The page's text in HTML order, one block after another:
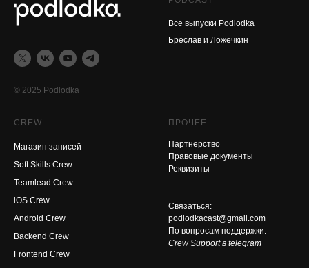
© 2025 Podlodka
Все выпуски Podlodka
Бреслав и Ложечкин
CREW
Магазин записей
Soft Skills Crew
Teamlead Crew
iOS Crew
Android Crew
Backend Crew
Frontend Crew
ПРОЧЕЕ
Партнерство
Правовые документы
Реквизиты
Связаться:
podlodkacast@gmail.com
По вопросам поддержки:
Crew Support в telegram